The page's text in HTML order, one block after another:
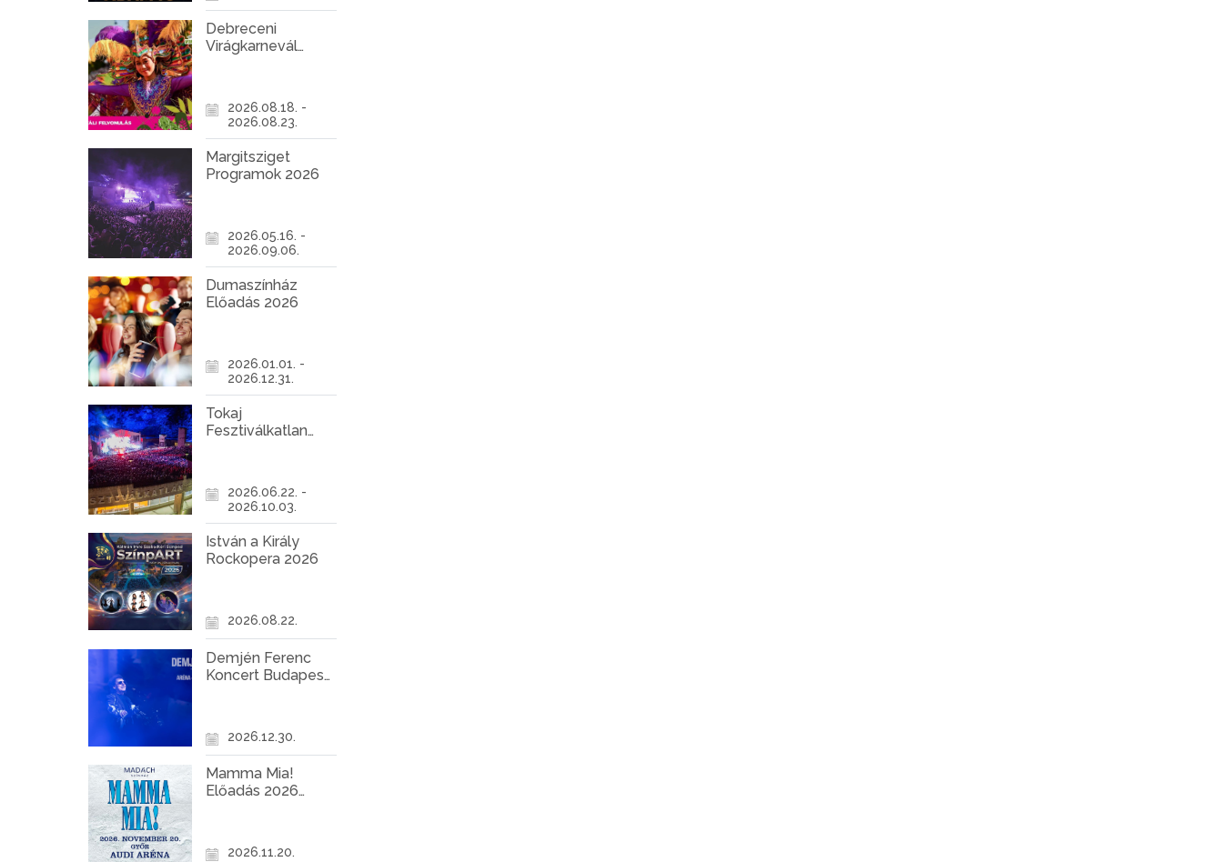
Debreceni
Virágkarnevál
2026.08.18. -
2026.08.23.
Margitsziget
Programok 2026
2026.05.16. -
2026.09.06.
Dumaszínház
Előadás 2026
2026.01.01. -
2026.12.31.
Tokaj
Fesztiválkatlan
2026.06.22. -
2026.10.03.
István a Király
Rockopera 2026
2026.08.22.
Demjén Ferenc
Koncert Budapest
2026.12.30.
Mamma Mia!
Előadás 2026
2026.11.20.